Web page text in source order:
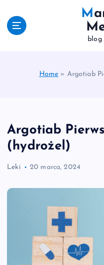
Mangone
blog
Home » Argotiab
Argotiab
(hydrożel)
Leki 20 marca, 2024